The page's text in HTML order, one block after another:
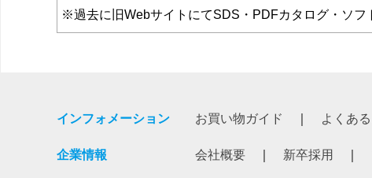
※過去に旧WebサイトにてSDS・PDFカタログ・ソフ
インフォメーション お買い物ガイド よくあ
企業情報 会社概要 新卒採用